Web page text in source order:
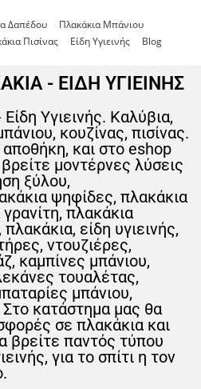
Δαπέδου
Πλακάκια Μπάνιου
Πισίνας Είδη Υγιεινής Blog
- ΕΙΔΗ ΥΓΙΕΙΝΗΣ
Υγιεινής. Καλύβια,
κουζίνας, πισίνας.
και στο eshop
μοντέρνες λύσεις
ξύλου,
ψηφίδες, πλακάκια
πλακάκια
είδη υγιεινής,
ντουζιέρες,
καμπίνες μπάνιου,
τουαλέτας,
μπάνιου,
Στο κατάστημα μας θα
σε πλακάκια και
βρείτε παντός τύπου
για το σπίτι η τον